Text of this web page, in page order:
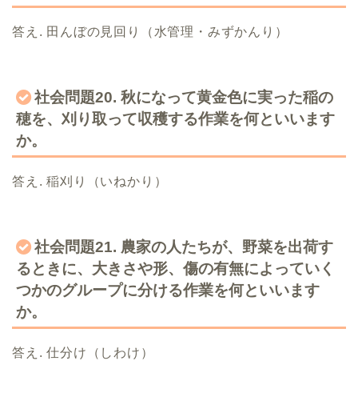
答え. 田んぼの見回り（水管理・みずかんり）
社会問題20. 秋になって黄金色に実った稲の
穂を、刈り取って収穫する作業を何といいます
か。
答え. 稲刈り（いねかり）
社会問題21. 農家の人たちが、野菜を出荷す
るときに、大きさや形、傷の有無によっていく
つかのグループに分ける作業を何といいます
か。
答え. 仕分け（しわけ）